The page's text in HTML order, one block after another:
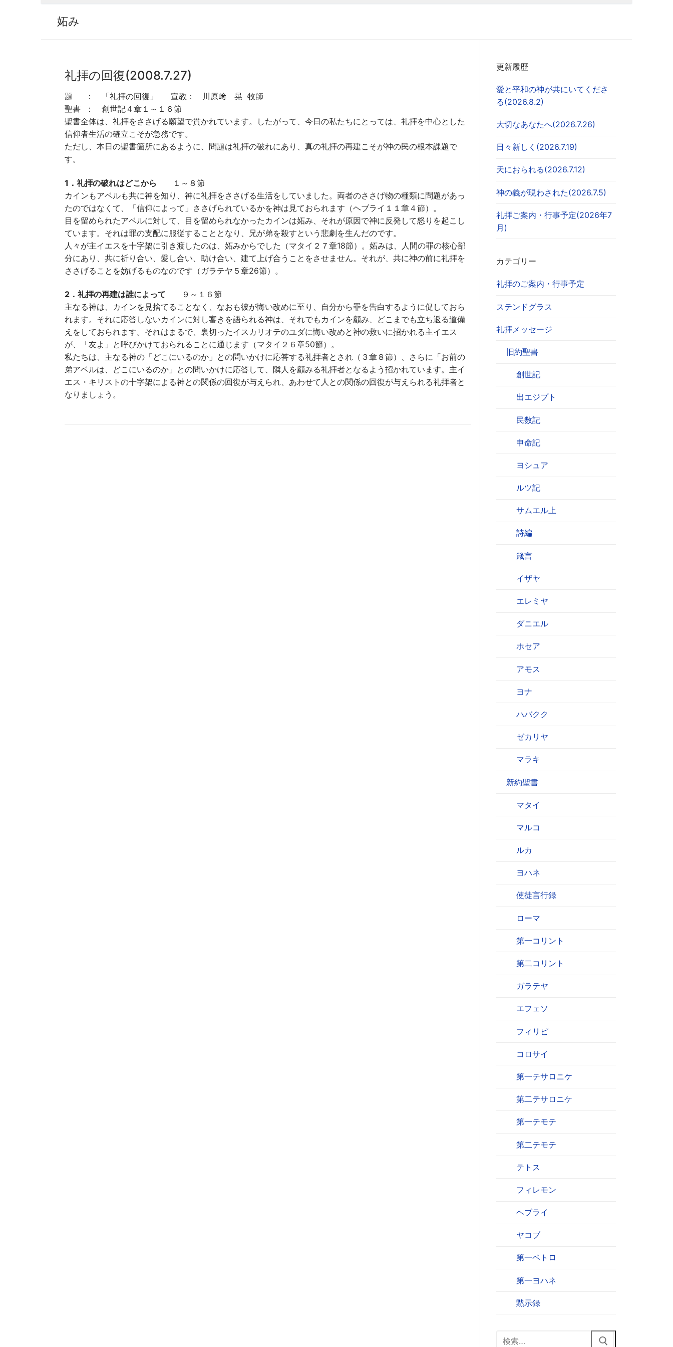
妬み
礼拝の回復(2008.7.27)
題 ： 「礼拝の回復」 宣教： 川原﨑 晃 牧師
聖書 ： 創世記４章１～１６節
聖書全体は、礼拝をささげる願望で貫かれています。したがって、今日の私たちにとっては、礼拝を中心とした
信仰者生活の確立こそが急務です。
ただし、本日の聖書箇所にあるように、問題は礼拝の破れにあり、真の礼拝の再建こそが神の民の根本課題で
す。
1．礼拝の破れはどこから １～８節
カインもアベルも共に神を知り、神に礼拝をささげる生活をしていました。両者のささげ物の種類に問題があっ
たのではなくて、「信仰によって」ささげられているかを神は見ておられます（ヘブライ１１章４節）。
目を留められたアベルに対して、目を留められなかったカインは妬み、それが原因で神に反発して怒りを起こし
ています。それは罪の支配に服従することとなり、兄が弟を殺すという悲劇を生んだのです。
人々が主イエスを十字架に引き渡したのは、妬みからでした（マタイ２７章18節）。妬みは、人間の罪の核心部
分にあり、共に祈り合い、愛し合い、助け合い、建て上げ合うことをさせません。それが、共に神の前に礼拝を
ささげることを妨げるものなのです（ガラテヤ５章26節）。
2．礼拝の再建は誰によって ９～１６節
主なる神は、カインを見捨てることなく、なおも彼が悔い改めに至り、自分から罪を告白するように促しておら
れます。それに応答しないカインに対し審きを語られる神は、それでもカインを顧み、どこまでも立ち返る道備
えをしておられます。それはまるで、裏切ったイスカリオテのユダに悔い改めと神の救いに招かれる主イエス
が、「友よ」と呼びかけておられることに通じます（マタイ２６章50節）。
私たちは、主なる神の「どこにいるのか」との問いかけに応答する礼拝者とされ（３章８節）、さらに「お前の
弟アベルは、どこにいるのか」との問いかけに応答して、隣人を顧みる礼拝者となるよう招かれています。主イ
エス・キリストの十字架による神との関係の回復が与えられ、あわせて人との関係の回復が与えられる礼拝者と
なりましょう。
更新履歴
愛と平和の神が共にいてくださ
る(2026.8.2)
大切なあなたへ(2026.7.26)
日々新しく(2026.7.19)
天におられる(2026.7.12)
神の義が現わされた(2026.7.5)
礼拝ご案内・行事予定(2026年7
月)
カテゴリー
礼拝のご案内・行事予定
ステンドグラス
礼拝メッセージ
旧約聖書
創世記
出エジプト
民数記
申命記
ヨシュア
ルツ記
サムエル上
詩編
箴言
イザヤ
エレミヤ
ダニエル
ホセア
アモス
ヨナ
ハバクク
ゼカリヤ
マラキ
新約聖書
マタイ
マルコ
ルカ
ヨハネ
使徒言行録
ローマ
第一コリント
第二コリント
ガラテヤ
エフェソ
フィリピ
コロサイ
第一テサロニケ
第二テサロニケ
第一テモテ
第二テモテ
テトス
フィレモン
ヘブライ
ヤコブ
第一ペトロ
第一ヨハネ
黙示録